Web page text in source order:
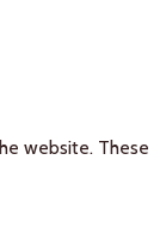
website. These